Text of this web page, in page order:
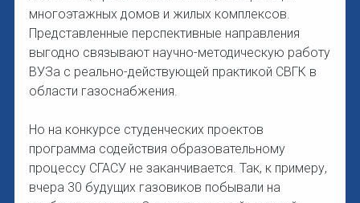
многоэтажных домов и жилых комплексов.
Представленные перспективные направления
выгодно связывают научно-методическую работу
ВУЗа с реально-действующей практикой СВГК в
области газоснабжения.
Но на конкурсе студенческих проектов
программа содействия образовательному
процессу СГАСУ не заканчивается. Так, к примеру,
вчера 30 будущих газовиков побывали на